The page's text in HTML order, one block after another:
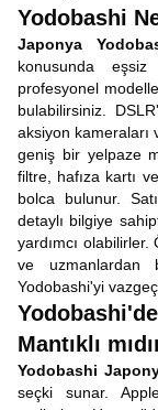
Yodobashi
Japonya
konusunda
profesyonel
bulabilirsiniz.
aksiyon kameraları
geniş bir yelpaze
filtre, hafıza kartı
bolca bulunur.
detaylı bilgiye
yardımcı
ve uzmanlardan
Yodobashi'yi
Mantıklı
Yodobashi
seçki sunar.